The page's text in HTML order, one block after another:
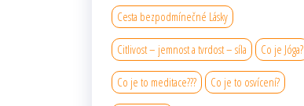
Cesta bezpodmínečné Lásky
Citlivost – jemnost a tvrdost – síla Co je Jóga?
Co je to meditace??? Co je to osvícení?